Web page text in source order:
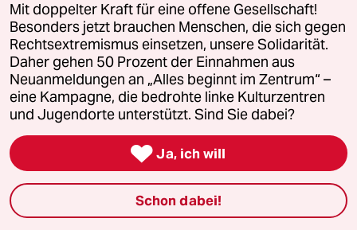
Aktuelles
Hausblog
Die Seitenwende
Stellen
Presse
Mit doppelter Kraft für eine offene Gesellschaft!
Besonders jetzt brauchen Menschen, die sich gegen
Rechtsextremismus einsetzen, unsere Solidarität.
Daher gehen 50 Prozent der Einnahmen aus
Neuanmeldungen an „Alles beginnt im Zentrum“ –
eine Kampagne, die bedrohte linke Kulturzentren
und Jugendorte unterstützt. Sind Sie dabei?
 Ja, ich will
Schon dabei!